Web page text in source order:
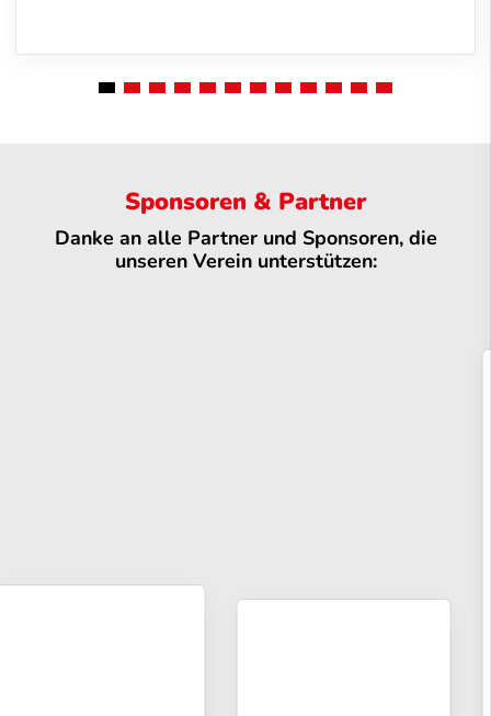
Sponsoren & Partner
Danke an alle Partner und Sponsoren, die
unseren Verein unterstützen: